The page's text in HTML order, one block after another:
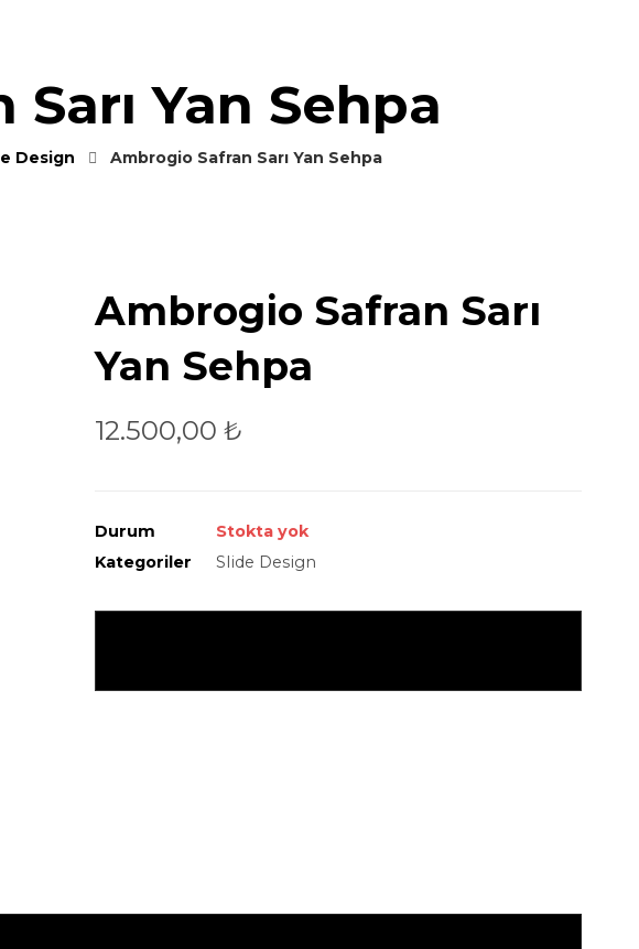
Yan Sehpa
Design Ambrogio Safran Sarı Yan Sehpa
Ambrogio Safran Sarı
Yan Sehpa
12.500,00₺
Durum
Stokta yok
Kategoriler
Slide Design